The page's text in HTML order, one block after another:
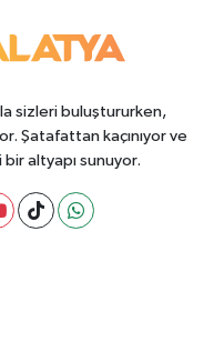
sizleri buluştururken,
Şatafattan kaçınıyor ve
altyapı sunuyor.